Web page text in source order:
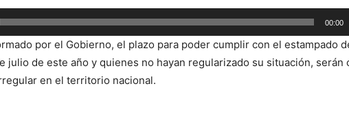
00:00
por el Gobierno, el plazo para poder cumplir con el estampado
julio de este año y quienes no hayan regularizado su situación, serán
en el territorio nacional.